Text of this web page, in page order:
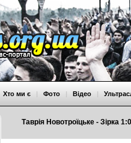
Таврія Новотроїцьке - Зірка
Хто ми є | Фото | Відео |